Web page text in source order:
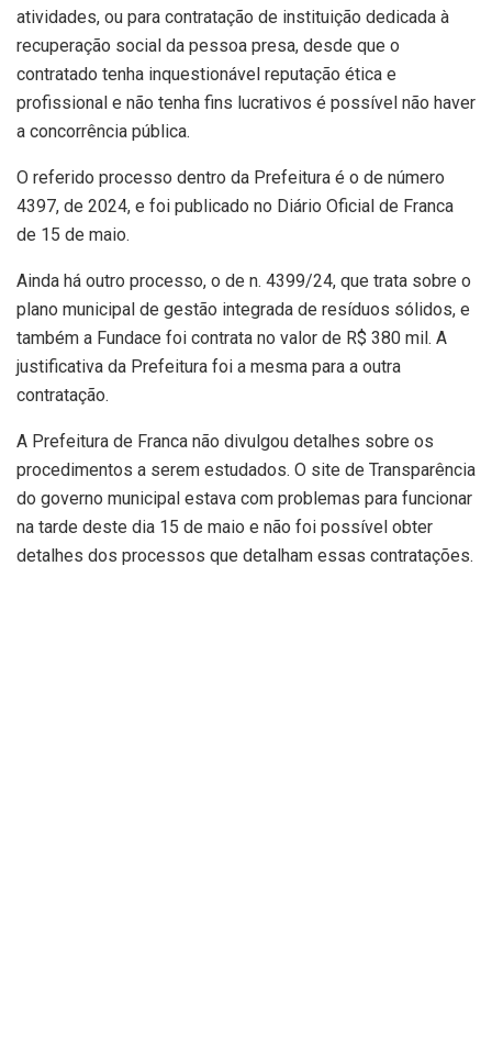
atividades, ou para contratação de instituição dedicada à
recuperação social da pessoa presa, desde que o
contratado tenha inquestionável reputação ética e
profissional e não tenha fins lucrativos é possível não haver
a concorrência pública.
O referido processo dentro da Prefeitura é o de número
4397, de 2024, e foi publicado no Diário Oficial de Franca
de 15 de maio.
Ainda há outro processo, o de n. 4399/24, que trata sobre o
plano municipal de gestão integrada de resíduos sólidos, e
também a Fundace foi contrata no valor de R$ 380 mil. A
justificativa da Prefeitura foi a mesma para a outra
contratação.
A Prefeitura de Franca não divulgou detalhes sobre os
procedimentos a serem estudados. O site de Transparência
do governo municipal estava com problemas para funcionar
na tarde deste dia 15 de maio e não foi possível obter
detalhes dos processos que detalham essas contratações.